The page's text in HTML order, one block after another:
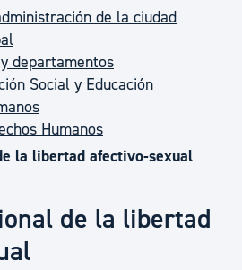
de la ciudad
departamentos
Social y Educación
Humanos
la libertad afectivo-sexual
de la libertad